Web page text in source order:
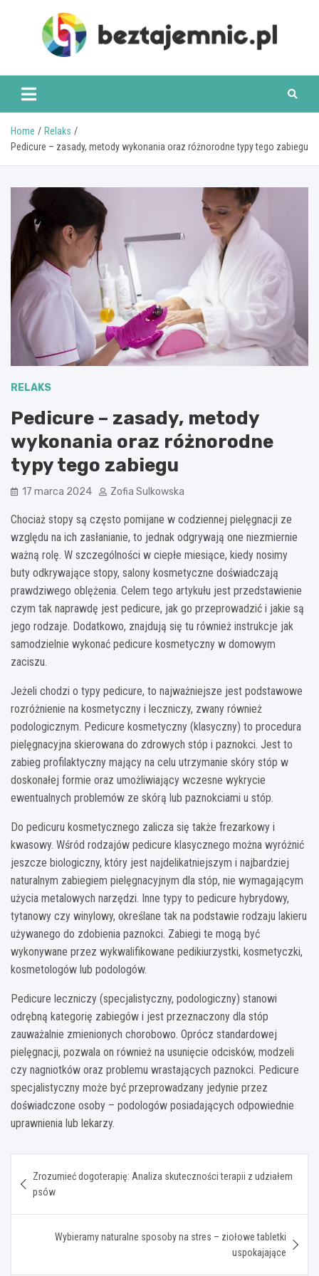
beztajemnic.pl
Home
Relaks
Pedicure – zasady, metody wykonania oraz różnorodne typy tego zabiegu
RELAKS
Pedicure – zasady, metody
wykonania oraz różnorodne
typy tego zabiegu
17 marca 2024 Zofia Sulkowska
Chociaż stopy są często pomijane w codziennej pielęgnacji ze
względu na ich zasłanianie, to jednak odgrywają one niezmiernie
ważną rolę. W szczególności w ciepłe miesiące, kiedy nosimy
buty odkrywające stopy, salony kosmetyczne doświadczają
prawdziwego oblężenia. Celem tego artykułu jest przedstawienie
czym tak naprawdę jest pedicure, jak go przeprowadzić i jakie są
jego rodzaje. Dodatkowo, znajdują się tu również instrukcje jak
samodzielnie wykonać pedicure kosmetyczny w domowym
zaciszu.
Jeżeli chodzi o typy pedicure, to najważniejsze jest podstawowe
rozróżnienie na kosmetyczny i leczniczy, zwany również
podologicznym. Pedicure kosmetyczny (klasyczny) to procedura
pielęgnacyjna skierowana do zdrowych stóp i paznokci. Jest to
zabieg profilaktyczny mający na celu utrzymanie skóry stóp w
doskonałej formie oraz umożliwiający wczesne wykrycie
ewentualnych problemów ze skórą lub paznokciami u stóp.
Do pedicuru kosmetycznego zalicza się także frezarkowy i
kwasowy. Wśród rodzajów pedicure klasycznego można wyróżnić
jeszcze biologiczny, który jest najdelikatniejszym i najbardziej
naturalnym zabiegiem pielęgnacyjnym dla stóp, nie wymagającym
użycia metalowych narzędzi. Inne typy to pedicure hybrydowy,
tytanowy czy winylowy, określane tak na podstawie rodzaju lakieru
używanego do zdobienia paznokci. Zabiegi te mogą być
wykonywane przez wykwalifikowane pedikiurzystki, kosmetyczki,
kosmetologów lub podologów.
Pedicure leczniczy (specjalistyczny, podologiczny) stanowi
odrębną kategorię zabiegów i jest przeznaczony dla stóp
zauważalnie zmienionych chorobowo. Oprócz standardowej
pielęgnacji, pozwala on również na usunięcie odcisków, modzeli
czy nagniotków oraz problemu wrastających paznokci. Pedicure
specjalistyczny może być przeprowadzany jedynie przez
doświadczone osoby – podologów posiadających odpowiednie
uprawnienia lub lekarzy.
wpisu
Zrozumieć dogoterapię: Analiza skuteczności terapii z udziałem
psów
Wybieramy naturalne sposoby na stres – ziołowe tabletki
uspokajające